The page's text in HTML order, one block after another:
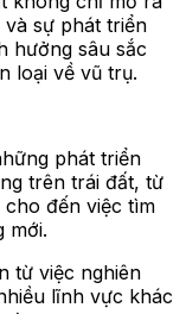
sự phát triển
hưởng sâu sắc
loại về vũ trụ.
phát triển
trên trái đất, từ
đến việc tìm
mới.
từ việc nghiên
lĩnh vực khác